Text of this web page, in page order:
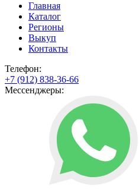
Главная
Каталог
Регионы
Выкуп
Контакты
Телефон:
+7 (912) 838-36-66
Мессенджеры: